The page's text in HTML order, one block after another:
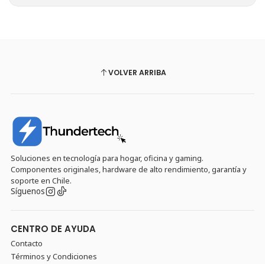
VOLVER ARRIBA
Soluciones en tecnología para hogar, oficina y gaming.
Componentes originales, hardware de alto rendimiento, garantía y
soporte en Chile.
Síguenos
CENTRO DE AYUDA
Contacto
Términos y Condiciones